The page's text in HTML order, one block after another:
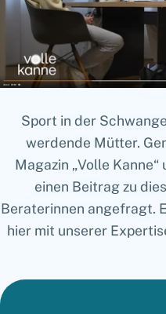
Sport in der
werdende Mütter.
Magazin „Volle
einen Beitrag zu
Beraterinnen angefragt.
hier mit unserer